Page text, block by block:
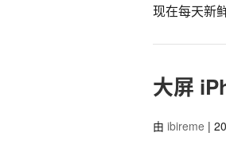
现在每天新
大屏
由 ibireme |